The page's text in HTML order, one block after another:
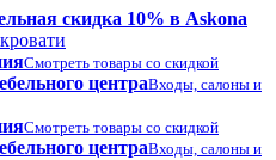
скидка 10% в Askona
Смотреть товары со скидкой
центраВходы, салоны и
Смотреть товары со скидкой
центраВходы, салоны и